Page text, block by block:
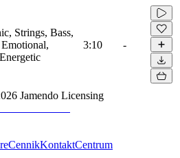
Strings, Bass,
3:10 -
Jamendo Licensing
CennikKontaktCentrum